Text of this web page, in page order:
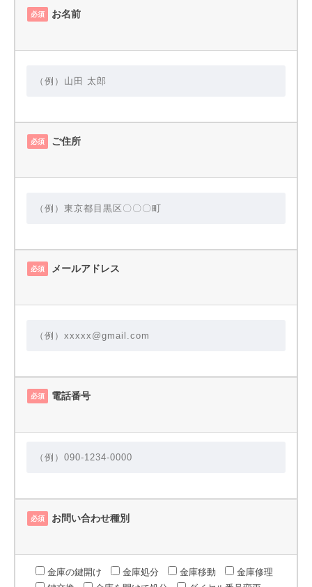
必須 お名前
必須 ご住所
必須 メールアドレス
必須 電話番号
必須 お問い合わせ種別
金庫の鍵開け 金庫処分 金庫移動
金庫修理